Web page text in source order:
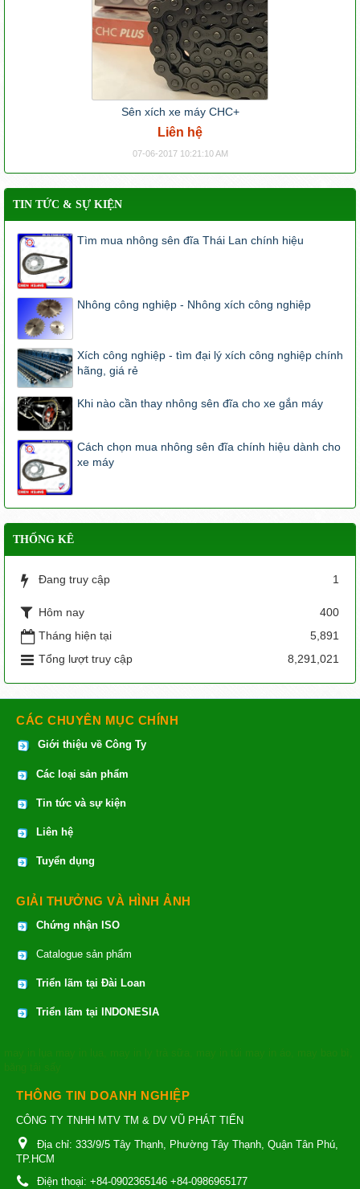
Sên xích xe máy CHC+
Liên hệ
07-06-2017 10:21:10 AM
TIN TỨC & SỰ KIỆN
Tìm mua nhông sên đĩa Thái Lan chính hiệu
Nhông công nghiệp - Nhông xích công nghiệp
Xích công nghiệp - tìm đại lý xích công nghiệp chính
hãng, giá rẻ
Khi nào cần thay nhông sên đĩa cho xe gắn máy
Cách chọn mua nhông sên đĩa chính hiệu dành cho
xe máy
THỐNG KÊ
Đang truy cập 1
Hôm nay
400
Tháng hiện tại
5,891
Tổng lượt truy cập
8,291,021
CÁC CHUYÊN MỤC CHÍNH
Giới thiệu về Công Ty
Các loại sản phẩm
Tin tức và sự kiện
Liên hệ
Tuyển dụng
GIẢI THƯỞNG VÀ HÌNH ẢNH
Chứng nhận ISO
Catalogue sản phẩm
Triển lãm tại Đài Loan
Triển lãm tại INDONESIA
THÔNG TIN DOANH NGHIỆP
CÔNG TY TNHH MTV TM & DV VŨ PHÁT TIẾN
Địa chỉ: 333/9/5 Tây Thạnh, Phường Tây Thạnh, Quận Tân Phú,
TP.HCM
Điện thoại: +84-0902365146 +84-0986965177